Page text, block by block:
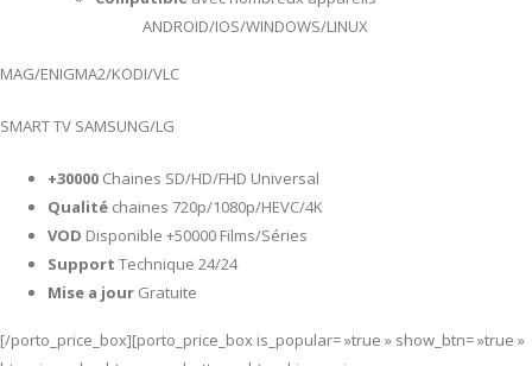
ANDROID/IOS/WINDOWS/LINUX
MAG/ENIGMA2/KODI/VLC
SMART TV SAMSUNG/LG
+30000 Chaines SD/HD/FHD Universal
Qualité chaines 720p/1080p/HEVC/4K
VOD Disponible +50000 Films/Séries
Support Technique 24/24
Mise a jour Gratuite
[/porto_price_box][porto_price_box is_popular= »true » show_btn= »true »